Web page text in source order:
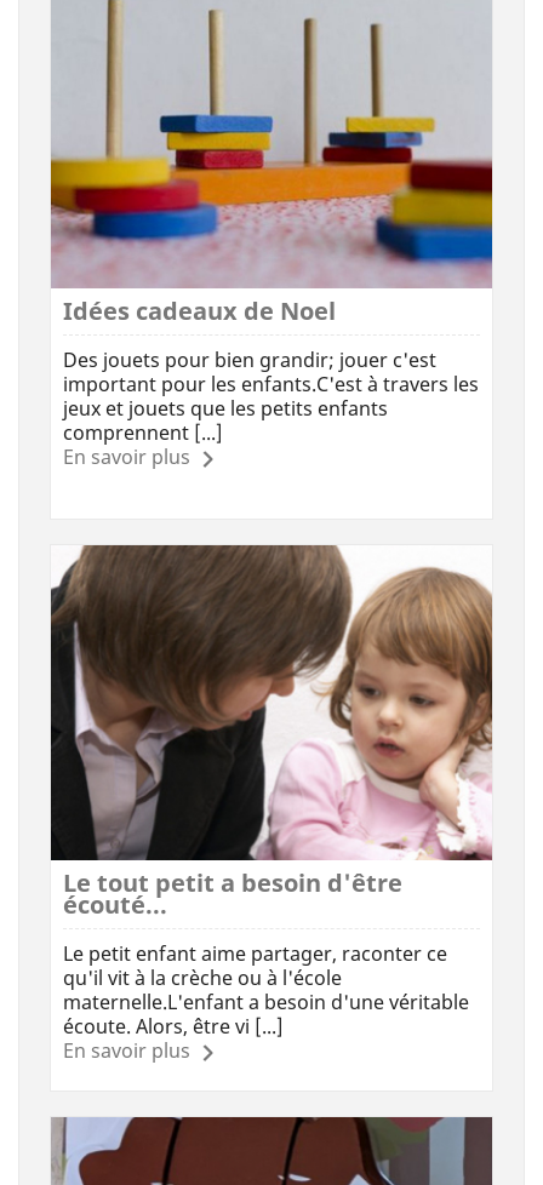
Idées cadeaux de Noel
Des jouets pour bien grandir; jouer c'est
important pour les enfants.C'est à travers les
jeux et jouets que les petits enfants
comprennent [...]
En savoir plus
Le tout petit a besoin d'être
écouté...
Le petit enfant aime partager, raconter ce
qu'il vit à la crèche ou à l'école
maternelle.L'enfant a besoin d'une véritable
écoute. Alors, être vi [...]
En savoir plus